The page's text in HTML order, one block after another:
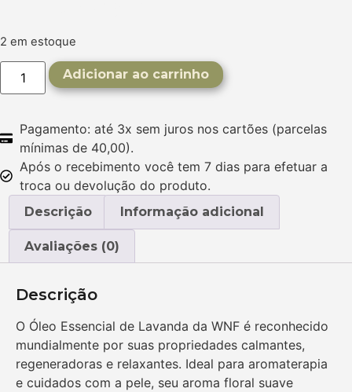
2 em estoque
Adicionar ao carrinho
Pagamento: até 3x sem juros nos cartões (parcelas
mínimas de 40,00).
Após o recebimento você tem 7 dias para efetuar a
troca ou devolução do produto.
Descrição Informação adicional
Avaliações (0)
Descrição
O Óleo Essencial de Lavanda da WNF é reconhecido
mundialmente por suas propriedades calmantes,
regeneradoras e relaxantes. Ideal para aromaterapia
e cuidados com a pele, seu aroma floral suave